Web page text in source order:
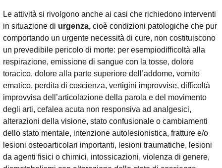
Le attività si rivolgono anche ai casi che richiedono interventi
in situazione di urgenza, cioè condizioni patologiche che pur
comportando un urgente necessità di cure, non costituiscono
un prevedibile pericolo di morte: per esempiodifficoltà alla
respirazione, emissione di sangue con la tosse, dolore
toracico, dolore alla parte superiore dell’addome, vomito
ematico, perdita di coscienza, vertigini improvvise, difficoltà
improvvisa dell’articolazione della parola e del movimento
degli arti, cefalea acuta non responsiva ad analgesici,
alterazioni della visione, stato confusionale o cambiamenti
dello stato mentale, intenzione autolesionistica, fratture e/o
lesioni osteoarticolari importanti, lesioni traumatiche, lesioni
da agenti fisici o chimici, intossicazioni, violenza di genere,